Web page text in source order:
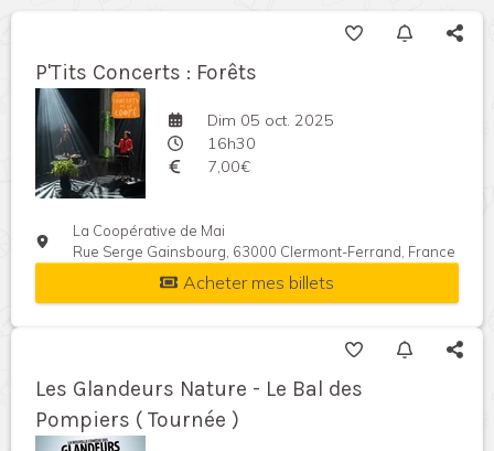
P'Tits Concerts : Forêts
Dim 05 oct. 2025
16h30
7,00€
La Coopérative de Mai
Rue Serge Gainsbourg, 63000 Clermont-Ferrand, France
Acheter mes billets
Les Glandeurs Nature - Le Bal des
Pompiers ( Tournée )